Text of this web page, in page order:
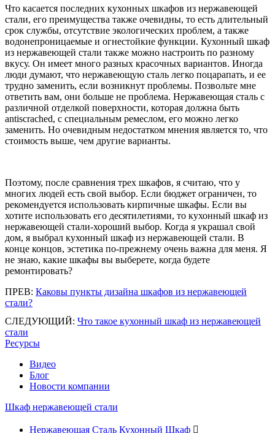
Что касается последних кухонных шкафов из нержавеющей
стали, его преимущества также очевидны, то есть длительный
срок службы, отсутствие экологических проблем, а также
водонепроницаемые и огнестойкие функции. Кухонный шкаф
из нержавеющей стали также можно настроить по разному
вкусу. Он имеет много разных красочных вариантов. Иногда
люди думают, что нержавеющую сталь легко поцарапать, и ее
трудно заменить, если возникнут проблемы. Позвольте мне
ответить вам, они больше не проблема. Нержавеющая сталь с
различной отделкой поверхности, которая должна быть
antiscrached, с специальным ремеслом, его можно легко
заменить. Но очевидным недостатком мнения является то, что
стоимость выше, чем другие варианты.
Поэтому, после сравнения трех шкафов, я считаю, что у
многих людей есть свой выбор. Если бюджет ограничен, то
рекомендуется использовать кирпичные шкафы. Если вы
хотите использовать его десятилетиями, то кухонный шкаф из
нержавеющей стали-хороший выбор. Когда я украшал свой
дом, я выбрал кухонный шкаф из нержавеющей стали. В
конце концов, эстетика по-прежнему очень важна для меня. Я
не знаю, какие шкафы вы выберете, когда будете
ремонтировать?
ПРЕВ: Каковы пункты дизайна шкафов из нержавеющей
стали?
СЛЕДУЮЩИЙ: Что такое кухонный шкаф из нержавеющей
стали
Ресурсы
Видео
Блог
Новости компании
Шкаф нержавеющей стали
Нержавеющая Сталь Кухонный Шкаф 